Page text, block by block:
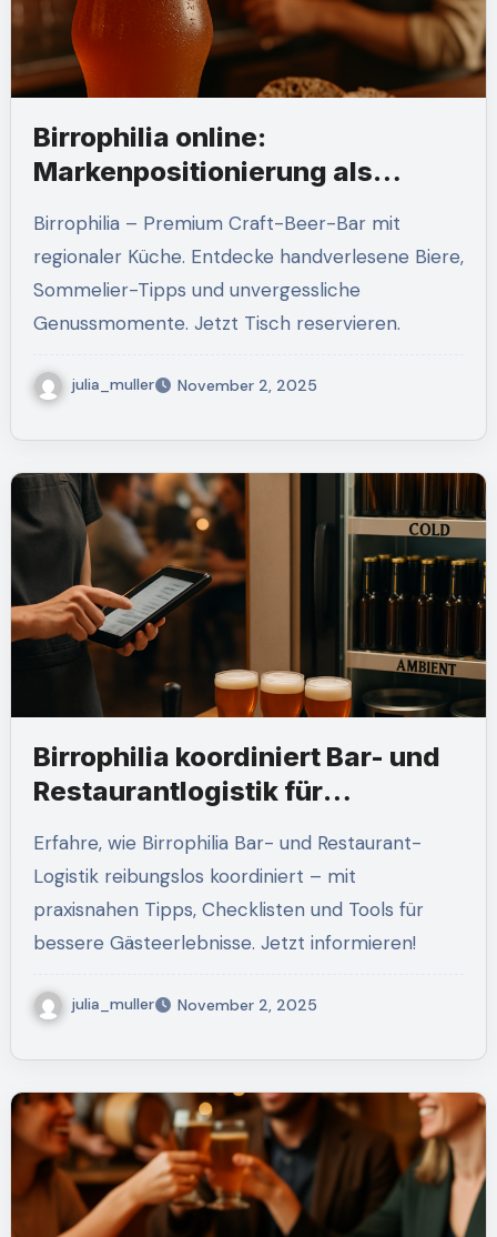
Birrophilia online:
Markenpositionierung als
Birrophilia – Premium Craft-Beer-Bar mit
regionaler Küche. Entdecke handverlesene Biere,
Sommelier-Tipps und unvergessliche
Genussmomente. Jetzt Tisch reservieren.
julia_muller November 2, 2025
Birrophilia koordiniert Bar- und
Restaurantlogistik für
Erfahre, wie Birrophilia Bar- und Restaurant-
Logistik reibungslos koordiniert – mit
praxisnahen Tipps, Checklisten und Tools für
bessere Gästeerlebnisse. Jetzt informieren!
julia_muller November 2, 2025